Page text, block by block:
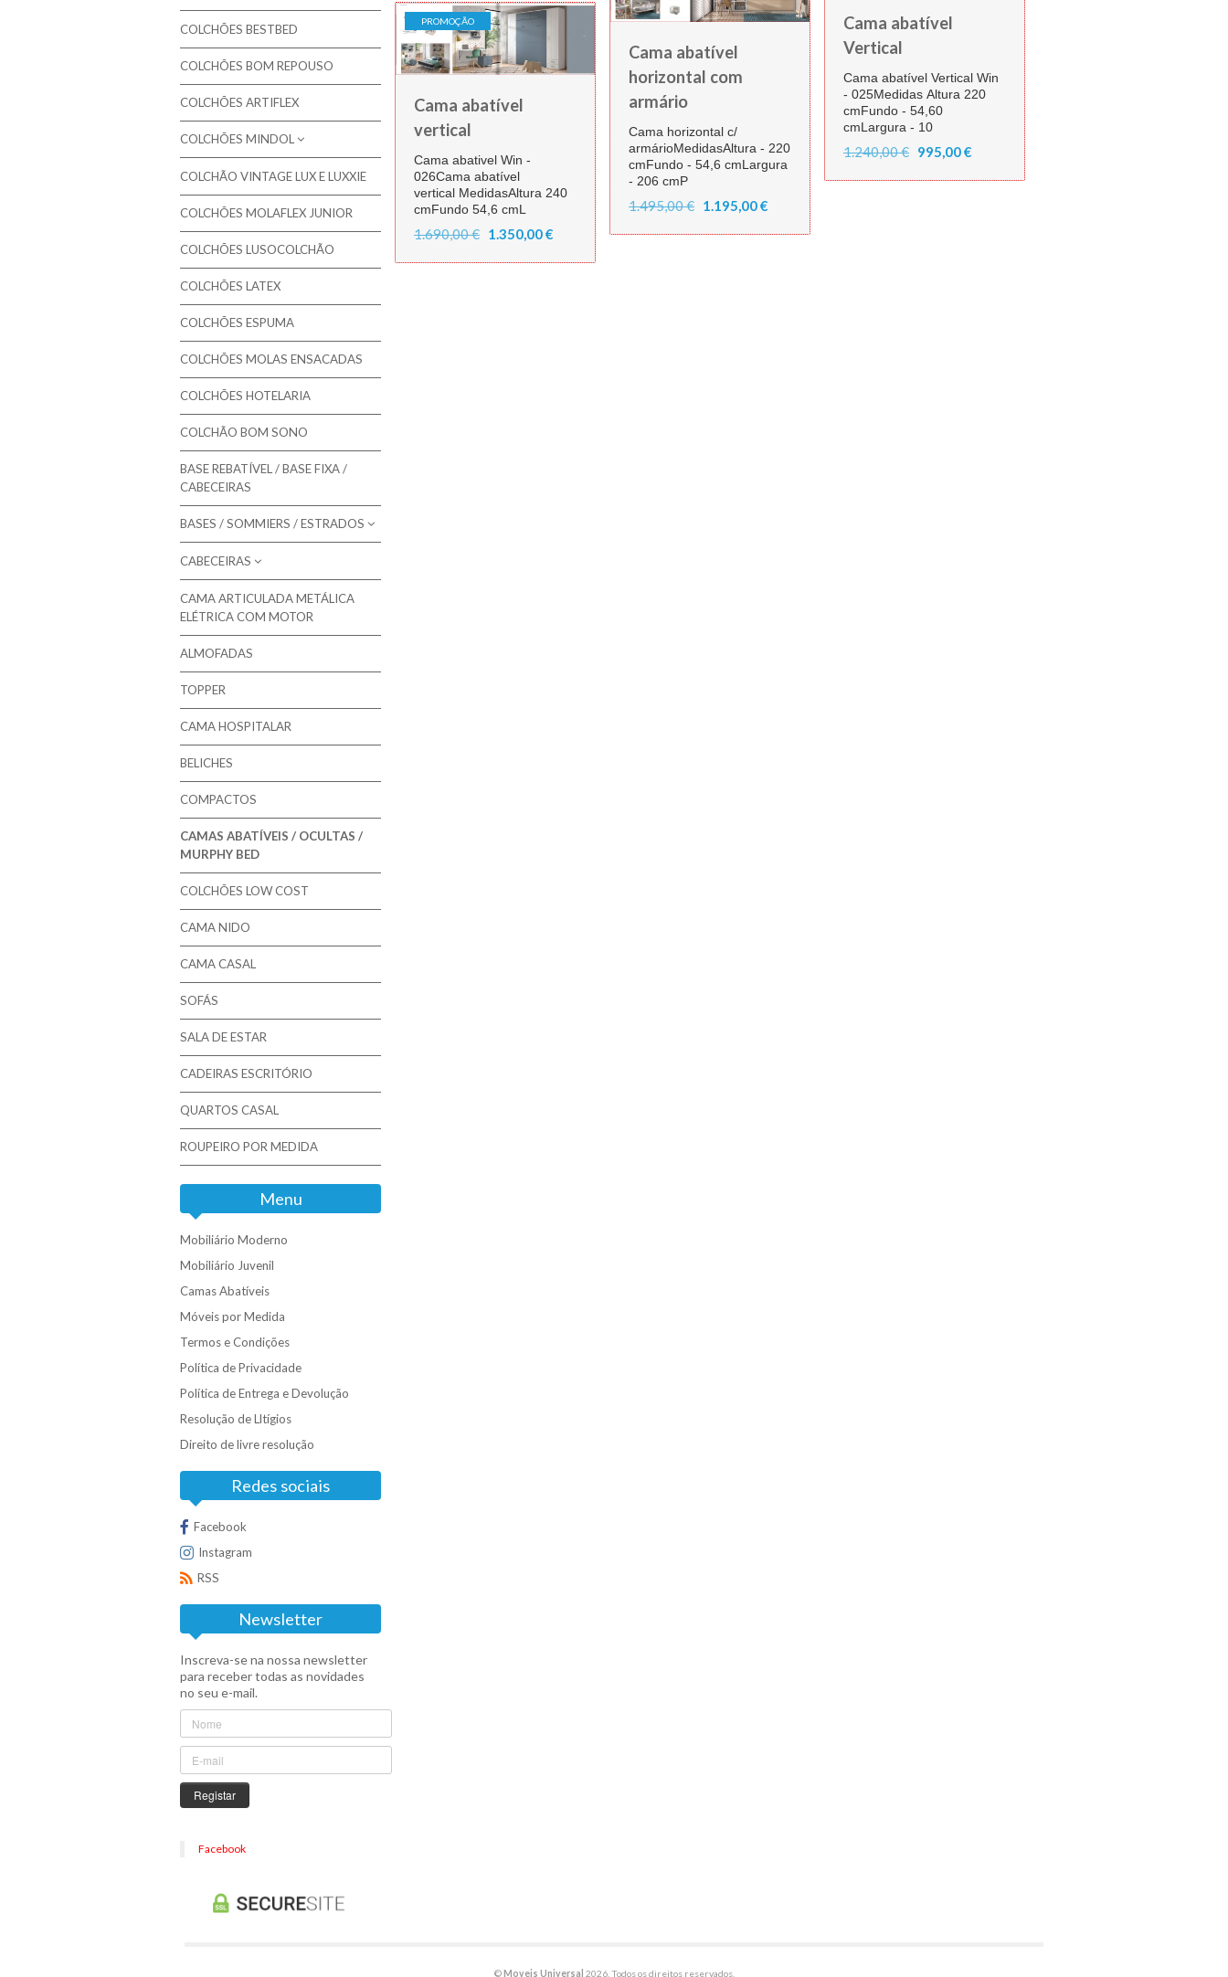
Campanha de 15% em colchões
seleccionados
Molaflex - Edição especial saúde
Molaflex - Bodhi Collection
Molaflex - Airvex®
Pikolin - Colchões
Pikolin - Colchões Criança e Bebé
Colmed - Colchões Medicinais
Lusocolchão - Colchões
Bestbed - Colchões
Artiflex - Colchões
Colchões para Bebé
Colchões Colmol
Almofadas Colmol
COLCHÕES BESTBED
COLCHÕES BOM REPOUSO
COLCHÕES ARTIFLEX
COLCHÕES MINDOL
Colchões Gama MAXISAC
COLCHÕES GAMA NATURE
Colchões Gama MASTER
Colchões Gama SOFT
COLCHÃO VINTAGE LUX E LUXXIE
COLCHÕES MOLAFLEX JUNIOR
COLCHÕES LUSOCOLCHÃO
COLCHÕES LATEX
COLCHÕES ESPUMA
COLCHÕES MOLAS ENSACADAS
COLCHÕES HOTELARIA
COLCHÃO BOM SONO
BASE REBATÍVEL / BASE FIXA /
CABECEIRAS
BASES / SOMMIERS / ESTRADOS
Molaflex - Bases Forradas
Molaflex - Lâminas
Pikolin - Estrados
Pikolin - Bases
Bestbed - Sommiers
Mindol - Estrados
CABECEIRAS
Molaflex - Cabeceiras para camas
Mindol - Cabeceiras para camas
CAMA ARTICULADA METÁLICA
ELÉTRICA COM MOTOR
ALMOFADAS
TOPPER
CAMA HOSPITALAR
BELICHES
COMPACTOS
CAMAS ABATÍVEIS / OCULTAS /
MURPHY BED
COLCHÕES LOW COST
CAMA NIDO
CAMA CASAL
SOFÁS
SALA DE ESTAR
CADEIRAS ESCRITÓRIO
QUARTOS CASAL
ROUPEIRO POR MEDIDA
Menu
Mobiliário Moderno
Mobiliário Juvenil
Camas Abatíveis
Móveis por Medida
Termos e Condições
Política de Privacidade
Política de Entrega e Devolução
Resolução de Lltígios
Direito de livre resolução
Redes sociais
Facebook
Instagram
RSS
Newsletter
Inscreva-se na nossa newsletter
para receber todas as novidades
no seu e-mail.
Registar
Facebook
Cama abatível
horizontal com
armário
Cama horizontal c/
armárioMedidasAltura - 220
cmFundo - 54,6 cmLargura
- 206 cmP
1.495,00 € 1.195,00 €
Cama abatível
Vertical
Cama abatível Vertical Win
- 025Medidas Altura 220
cmFundo - 54,60
cmLargura - 10
1.240,00 € 995,00 €
PROMOÇÃO
Cama abatível
vertical
Cama abativel Win -
026Cama abatível
vertical MedidasAltura 240
cmFundo 54,6 cmL
1.690,00 € 1.350,00 €
©Moveis Universal 2026. Todos os direitos reservados.